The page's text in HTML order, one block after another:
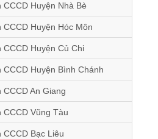
Huyện Nhà Bè
Huyện Hóc Môn
Huyện Củ Chi
Huyện Bình Chánh
An Giang
Vũng Tàu
Bạc Liêu